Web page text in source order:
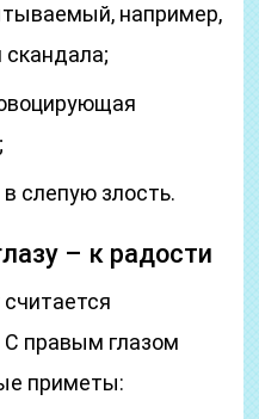
например,
скандала;
слепую злость.
– к радости
правым глазом
приметы: